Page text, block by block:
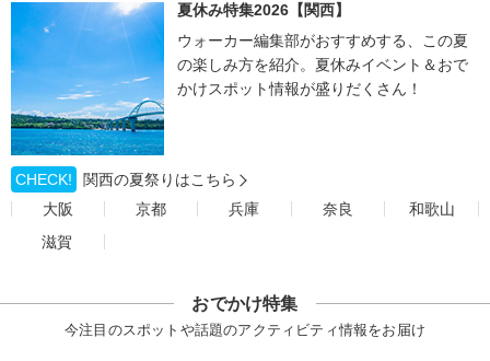
夏休み特集2026【関西】
ウォーカー編集部がおすすめする、この夏
の楽しみ方を紹介。夏休みイベント＆おで
かけスポット情報が盛りだくさん！
CHECK!
関西の夏祭りはこちら
大阪
京都 兵庫 奈良
和歌山
滋賀
おでかけ特集
今注目のスポットや話題のアクティビティ情報をお届け